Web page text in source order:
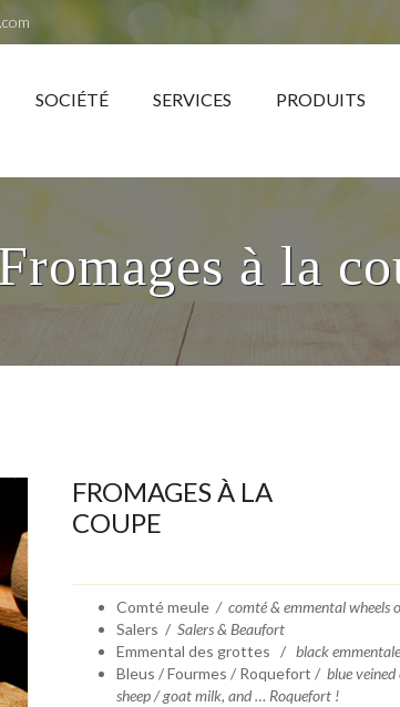
SOCIÉTÉ SERVICES PRODUITS
à la
FROMAGES À LA
COUPE
Comté meule / comté & emmental wheels
Salers / Salers & Beaufort
Emmental des grottes / black
Bleus / Fourmes / Roquefort / blue
sheep / goat milk, and … Roquefort !